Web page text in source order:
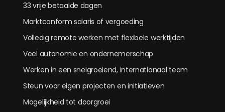
33 vrije betaalde dagen
Marktconform salaris of vergoeding
Volledig remote werken met flexibele werktijden
Veel autonomie en ondernemerschap
Werken in een snelgroeiend, internationaal team
Steun voor eigen projecten en initiatieven
Mogelijkheid tot doorgroei